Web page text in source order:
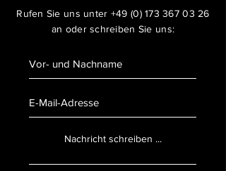
Rufen Sie uns unter +49 (0) 173 367 03 26
an oder schreiben Sie uns: